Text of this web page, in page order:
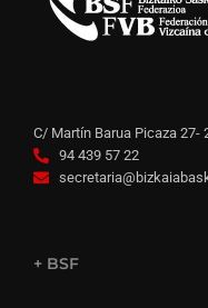
C/ Martín Barua Picaza 27-
94 439 57 22
+ BSF